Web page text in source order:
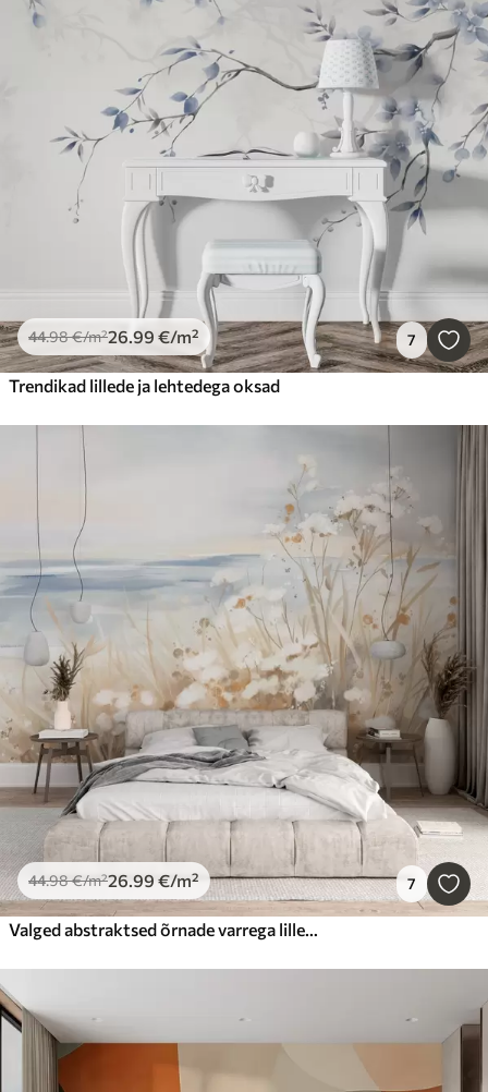
44.98€/m²26.99 €/m² 7
Trendikad lillede ja lehtedega oksad
44.98€/m²26.99 €/m² 7
Valged abstraktsed õrnade varrega lilled rohu sees, taustaks rahulik meri ja taevas